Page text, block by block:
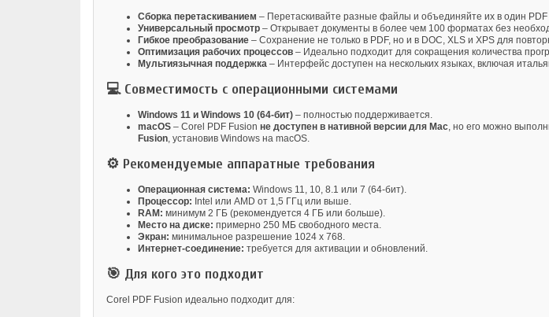
Сборка перетаскиванием – Перетаскивайте разные файлы и объединяйте их в один
Универсальный просмотр – Открывает документы в более чем 100 форматах без
Гибкое преобразование – Сохранение не только в PDF, но и в DOC, XLS и XPS для
Оптимизация рабочих процессов – Идеально подходит для сокращения количества
Мультиязычная поддержка – Интерфейс доступен на нескольких языках, включая
💻 Совместимость с операционными системами
Windows 11 и Windows 10 (64-бит) – полностью поддерживается.
macOS – Corel PDF Fusion не доступен в нативной версии для Mac, но его можно
Fusion, установив Windows на macOS.
⚙️ Рекомендуемые аппаратные требования
Операционная система: Windows 11, 10, 8.1 или 7 (64-бит).
Процессор: Intel или AMD от 1,5 ГГц или выше.
RAM: минимум 2 ГБ (рекомендуется 4 ГБ или больше).
Место на диске: примерно 250 МБ свободного места.
Экран: минимальное разрешение 1024 x 768.
Интернет-соединение: требуется для активации и обновлений.
🎯 Для кого это подходит
Corel PDF Fusion идеально подходит для: